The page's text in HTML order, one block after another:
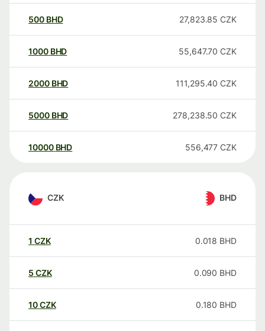
500 BHD 27,823.85 CZK
1000 BHD 55,647.70 CZK
2000 BHD 111,295.40 CZK
5000 BHD 278,238.50 CZK
10000 BHD 556,477 CZK
CZK BHD
1 CZK 0.018 BHD
5 CZK 0.090 BHD
10CZK 0.180 BHD